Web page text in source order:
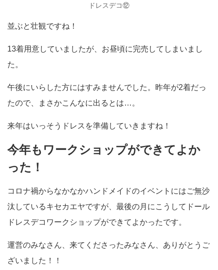
ドレスデコ⑫
並ぶと壮観ですね！
13着用意していましたが、お昼頃に完売してしまいまし
た。
午後にいらした方にはすみませんでした。昨年が2着だっ
たので、まさかこんなに出るとは…。
来年はいっそうドレスを準備していきますね！
今年もワークショップができてよか
った！
コロナ禍からなかなかハンドメイドのイベントにはご無沙
汰しているキセカエヤですが、最後の月にこうしてドール
ドレスデコワークショップができてよかったです。
運営のみなさん、来てくださったみなさん、ありがとうご
ざいました！！